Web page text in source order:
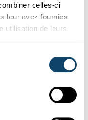
celles-ci
leur avez fournies
utilisation de leurs